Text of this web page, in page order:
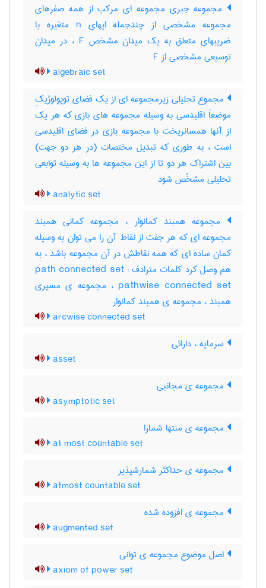
مجموعه جبری مجموعه ای مرکب از همه صفرهای
مجموعه مشخصی از چندجمله ایهای n متغیره با
ضریبهای متعلق به یک میدان مشخص F ، در میدان
توسیعی مشخصی از F
algebraic set
مجموع تحلیلی زیرمجموعه ای از یک فضای توپولوژیکِ
موضعاَ اقلیدسی به وسیله مجموعه های بازی که هر یک
از آنها همسانریخت با مجموعه بازی در فضای اقلیدسی
است ، به طوری که تبدیل مختصات (در هر دو جهت)
بین اشتراک هر دو تا از این مجموعه ها به وسیله توابعی
تحلیلی مشخّص شود
analytic set
مجموعه همبند کمانوار ، مجموعه کمانی همبند
مجموعه ای که هر جفت از نقاط آن را می توان به وسیله
کمان ساده ای که همه نقاطش در آن مجموعه باشد ، به
هم وصل کرد کلمات مترادف : path connected set
pathwise connected set ، مجموعه ی مسیری
همبند ، مجموعه ی همبند کمانوار
arcwise connected set
سرمایه ، دارائی
asset
مجموعه ی مجانبی
asymptotic set
مجموعه ی منتها شمارا
at most countable set
مجموعه ی حداکثر شمارشپذیر
atmost countable set
مجموعه ی افزوده شده
augmented set
اصل موضوع مجموعه ی توانی
axiom of power set